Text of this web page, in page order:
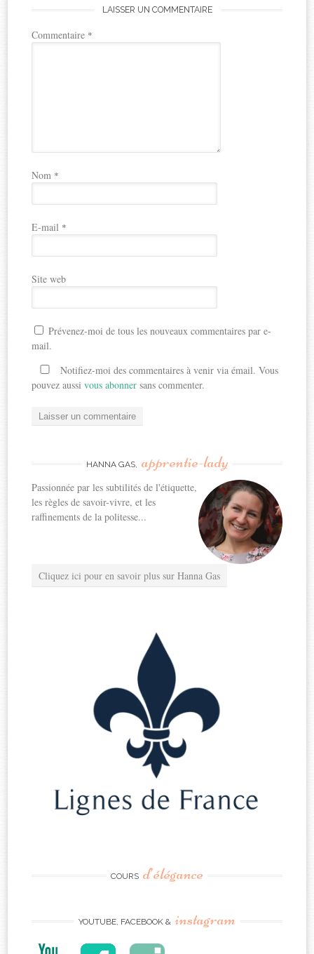
LAISSER UN COMMENTAIRE
Commentaire *
Nom *
E-mail *
Site web
Prévenez-moi de tous les nouveaux commentaires par e-
mail.
Notifiez-moi des commentaires à venir via émail. Vous
pouvez aussivous abonner sans commenter.
HANNA GAS, apprentie-lady
Passionnée par les subtilités de l'étiquette,
les règles de savoir-vivre, et les
raffinements de la politesse...
Cliquez ici pour en savoir plus sur Hanna Gas
COURS d’élégance
YOUTUBE, FACEBOOK & instagram